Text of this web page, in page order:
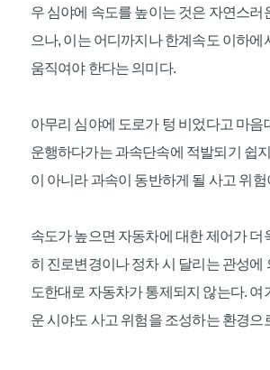
우 심야에 속도를 높이는 것은 자연스러
으나, 이는 어디까지나 한계속도 이하에
움직여야 한다는 의미다.
아무리 심야에 도로가 텅 비었다고 마음
운행하다가는 과속단속에 적발되기 쉽
이 아니라 과속이 동반하게 될 사고 위험
속도가 높으면 자동차에 대한 제어가 더
히 진로변경이나 정차 시 달리는 관성에
도한대로 자동차가 통제되지 않는다. 여
운 시야도 사고 위험을 조성하는 환경으